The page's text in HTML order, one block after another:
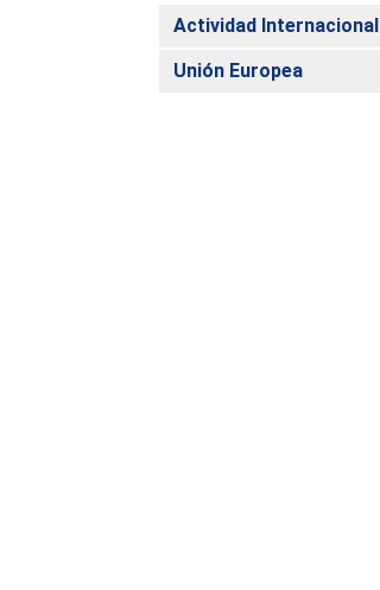
Actividad Internacional
Unión Europea